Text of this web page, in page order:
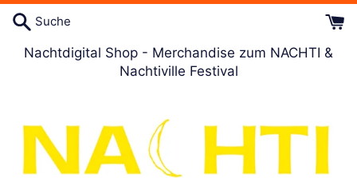
Direkt
zum
Artikel
Suche
Nachtdigital Shop - Merchandise zum NACHTI &
Nachtiville Festival